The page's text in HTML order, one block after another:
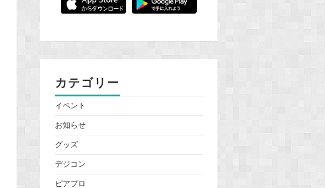
カテゴリー
イベント
お知らせ
グッズ
デジコン
ピアプロ